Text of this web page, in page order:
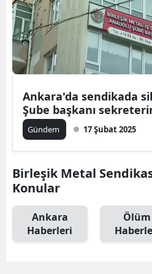
Ankara'da sendikada
Şube başkanı
Gündem 17 Şubat 2025
Birleşik Metal
Konular
Ankara
Haberleri
Ölüm